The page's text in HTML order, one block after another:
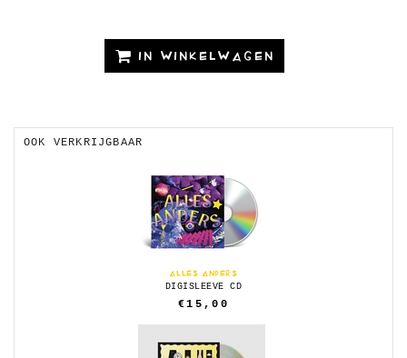
IN WINKELWAGEN
OOK VERKRIJGBAAR
ALLES ANDERS
DIGISLEEVE CD
€15,00